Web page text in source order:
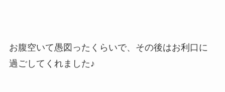
お腹空いて愚図ったくらいで、その後はお利口に
過ごしてくれました♪